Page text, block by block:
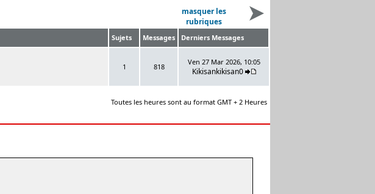
masquer les
rubriques
Sujets Messages Derniers Messages
1 818
Ven 27 Mar 2026, 10:05
Kikisankikisan0
Toutes les heures sont au format GMT + 2 Heures